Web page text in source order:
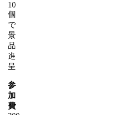
10
個
で
景
品
進
呈
参
加
費